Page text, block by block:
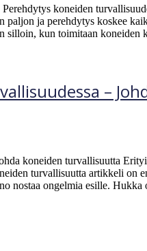
koneiden
paljon ja perehdytys koskee
silloin, kun toimitaan
–
koneiden turvallisuutta
turvallisuutta artikkeli on
nostaa ongelmia esille.